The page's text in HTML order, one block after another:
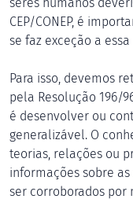
CEP/CONEP, é
se faz exceção a essa
Para isso, devemos
pela Resolução 196/
é desenvolver ou
generalizável. O
teorias, relações ou
informações sobre
ser corroborados por